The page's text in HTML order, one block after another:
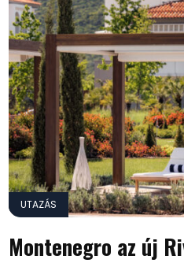
UTAZÁS
Montenegro az új